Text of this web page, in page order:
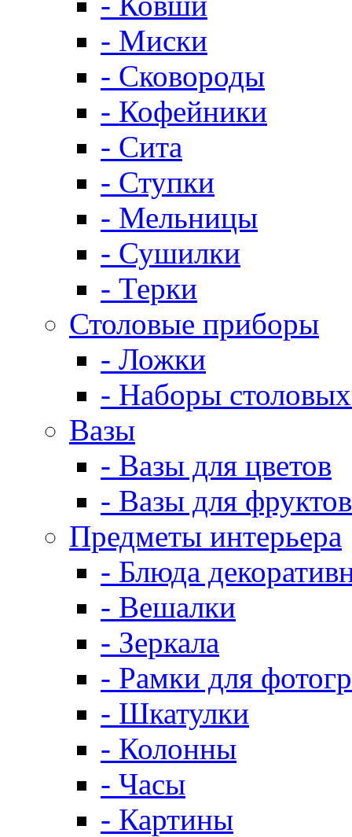
- Миски
- Сковороды
- Кофейники
- Сита
- Ступки
- Мельницы
- Сушилки
- Терки
Столовые приборы
- Ложки
- Наборы
Вазы
- Вазы для цветов
- Вазы для фруктов
Предметы интерьера
- Блюда
- Вешалки
- Зеркала
- Рамки для
- Шкатулки
- Колонны
- Часы
- Картины